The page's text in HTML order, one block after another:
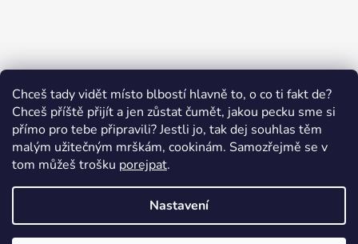
Chceš tady vidět místo blbostí hlavně to, o co ti fakt de?
Chceš příště přijít a jen zůstat čumět, jakou pecku sme si
přímo pro tebe připravili? Jestli jo, tak dej souhlas těm
malým užitečným mrškám, cookinám. Samozřejmě se v
tom můžeš trošku porejpat.
Nastavení
Swissten.eu Česnekový ráj
Vytvořil Shoptet